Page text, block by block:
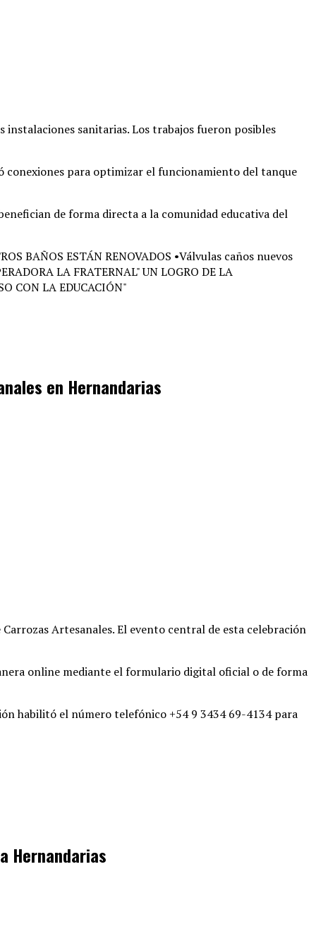
instalaciones sanitarias. Los trabajos fueron posibles
conexiones para optimizar el funcionamiento del tanque
de forma directa a la comunidad educativa del
en Hernandarias
Artesanales. El evento central de esta celebración
online mediante el formulario digital oficial o de forma
habilitó el número telefónico +54 9 3434 69-4134 para
Hernandarias